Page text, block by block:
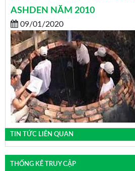
ASHDEN NĂM 2010
09/01/2020
TIN TỨC LIÊN QUAN
THỐNG KÊ TRUY CẬP